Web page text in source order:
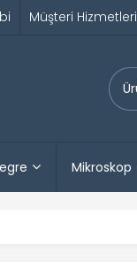
Müşteri Hizmetleri
Mikroskop